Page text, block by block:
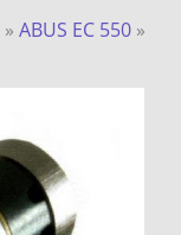
» ABUS EC 550 »